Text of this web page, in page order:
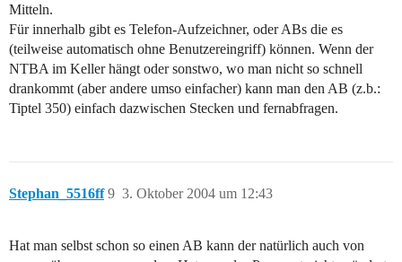
Mitteln.
Für innerhalb gibt es Telefon-Aufzeichner, oder ABs die es
(teilweise automatisch ohne Benutzereingriff) können. Wenn der
NTBA im Keller hängt oder sonstwo, wo man nicht so schnell
drankommt (aber andere umso einfacher) kann man den AB (z.b.:
Tiptel 350) einfach dazwischen Stecken und fernabfragen.
Stephan_5516ff 3. Oktober 2004 um 12:43
9
Hat man selbst schon so einen AB kann der natürlich auch von